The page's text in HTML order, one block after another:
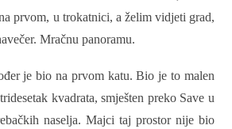
prvom, u trokatnici, a želim vidjeti grad,
Mračnu panoramu.
je bio na prvom katu. Bio je to malen
kvadrata, smješten preko Save u
naselja. Majci taj prostor nije bio